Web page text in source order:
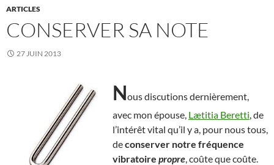
ARTICLES
CONSERVER SA NOTE
27 JUIN 2013
Nous discutions dernièrement,
avec mon épouse, Lætitia Beretti , de
l’intérêt vital qu’il y a, pour nous tous,
deconserver notre fréquence
vibratoire propre , coûte que coûte.